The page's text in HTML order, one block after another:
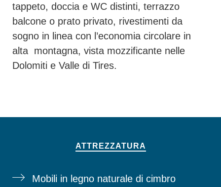
tappeto, doccia e WC distinti, terrazzo
balcone o prato privato, rivestimenti da
sogno in linea con l’economia circolare in
alta montagna, vista mozzificante nelle
Dolomiti e Valle di Tires.
ATTREZZATURA
Mobili in legno naturale di cimbro